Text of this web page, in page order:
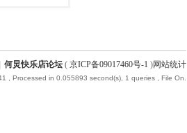
何炅快乐店论坛 ( 京ICP备09017460号-1 )网站统计
, Processed in 0.055893 second(s), 1 queries , File On.